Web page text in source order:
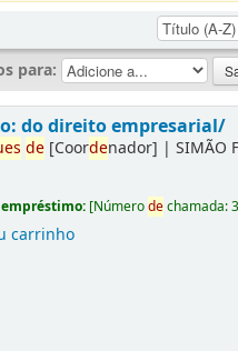
para:
do direito empresarial/
de [Coordenador] |SIMÃO
[Númerodechamada:
carrinho